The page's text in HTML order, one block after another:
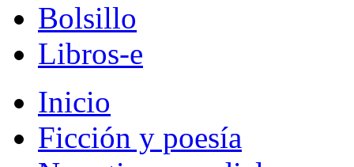
Bolsillo
Libros-e
Inicio
Ficción y poesía